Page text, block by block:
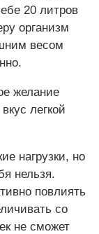
20 литров
организм
весом
желание
легкой
нагрузки, но
нельзя.
повлиять
со
не сможет